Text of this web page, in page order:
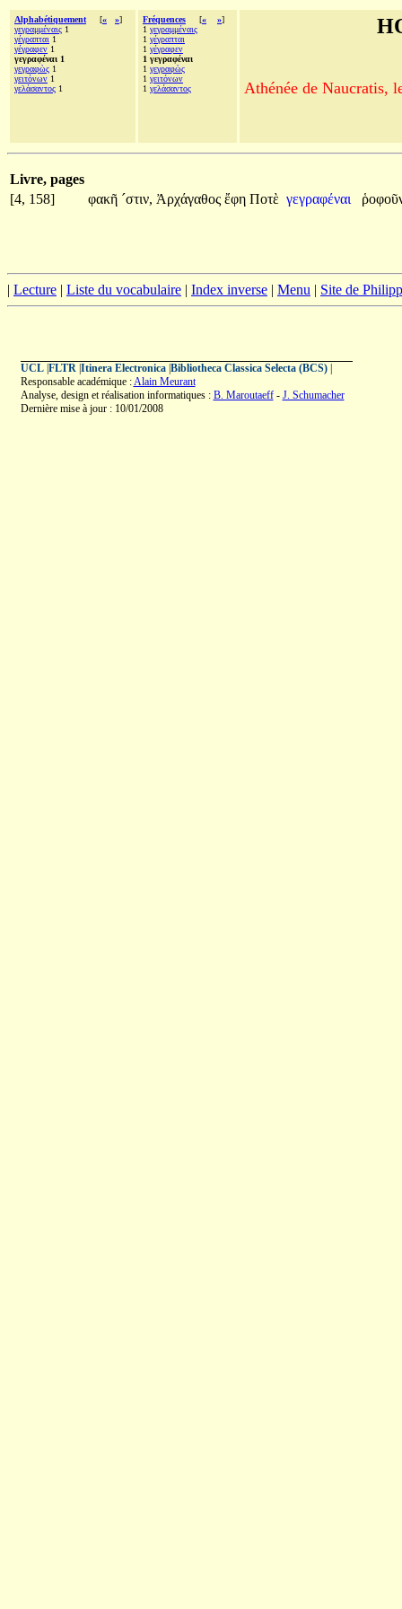
Alphabétiquement [« »]
γεγραμμέναις 1
γέγραπται 1
γέγραφεν 1
γεγραφέναι 1
γεγραφὼς 1
γειτόνων 1
γελάσαντος 1
Fréquences [« »]
1 γεγραμμέναις
1 γέγραπται
1 γέγραφεν
1 γεγραφέναι
1 γεγραφὼς
1 γειτόνων
1 γελάσαντος Athénée de Naucratis,
Livre, pages
[4, 158]
φακῆ ´στιν, Ἀρχάγαθος ἔφη Ποτὲ γεγραφέναι
| Lecture | Liste du vocabulaire | Index inverse | Menu | Site de
UCL| FLTR| Itinera Electronica| Bibliotheca Classica Selecta (BCS)|
Responsable académique :Alain Meurant
Analyse, design et réalisation informatiques : B. Maroutaeff- J. Schumacher
Dernière mise à jour : 10/01/2008